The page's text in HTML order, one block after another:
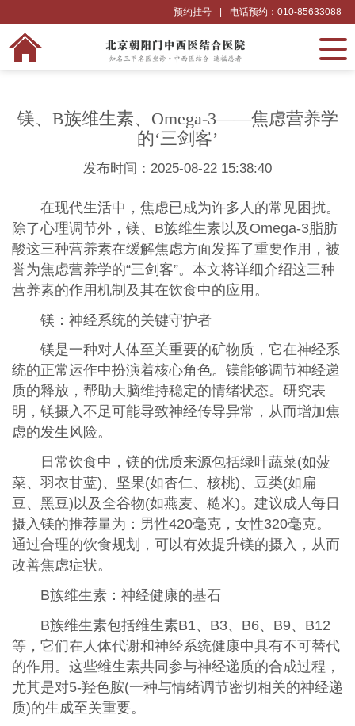
电话预约：010-85633088
预约挂号
‌镁、B族维生素、Omega-3——焦虑营养学
的‘三剑客’
发布时间：2025-08-22 15:38:40
在现代生活中，焦虑已成为许多人的常见困扰。
除了心理调节外，镁、B族维生素以及Omega-3脂肪
酸这三种营养素在缓解焦虑方面发挥了重要作用，被
誉为焦虑营养学的“三剑客”。本文将详细介绍这三种
营养素的作用机制及其在饮食中的应用。
镁：神经系统的关键守护者
镁是一种对人体至关重要的矿物质，它在神经系
统的正常运作中扮演着核心角色。镁能够调节神经递
质的释放，帮助大脑维持稳定的情绪状态。研究表
明，镁摄入不足可能导致神经传导异常，从而增加焦
虑的发生风险。
日常饮食中，镁的优质来源包括绿叶蔬菜(如菠
菜、羽衣甘蓝)、坚果(如杏仁、核桃)、豆类(如扁
豆、黑豆)以及全谷物(如燕麦、糙米)。建议成人每日
摄入镁的推荐量为：男性420毫克，女性320毫克。
通过合理的饮食规划，可以有效提升镁的摄入，从而
改善焦虑症状。
B族维生素：神经健康的基石
B族维生素包括维生素B1、B3、B6、B9、B12
等，它们在人体代谢和神经系统健康中具有不可替代
的作用。这些维生素共同参与神经递质的合成过程，
尤其是对5-羟色胺(一种与情绪调节密切相关的神经递
质)的生成至关重要。